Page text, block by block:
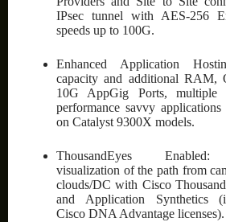
IPsec tunnel with AES-256
speeds up to 100G.
Enhanced Application
capacity and additional RAM,
10G AppGig Ports, multiple
performance savvy applications
on Catalyst 9300X models.
ThousandEyes Enabled:
visualization of the path from
clouds/DC with Cisco
and Application Synthetics
Cisco DNA Advantage licenses).